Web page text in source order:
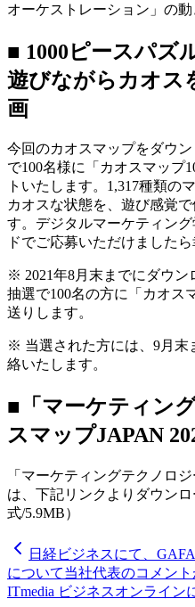
オーケストレーション」の
■ 1000ピースパズ
遊びながらカオス
画
今回のカオスマップをダウ
で100名様に「カオスマップ
トいたします。1,317種類の
カオスな状態を、遊び感覚
す。デジタルマーケティン
ドでご応募いただけましたら
※ 2021年8月末までにダウン
抽選で100名の方に「カオス
送りします。
※ 当選された方には、9月末
絡いたします。
■「マーケティン
スマップJAPAN
「マーケティングテクノロ
は、下記リンクよりダウン
式/5.9MB）
日経ビジネスにて、
について当社代表のコメン
ITmedia ビジネスオンライン